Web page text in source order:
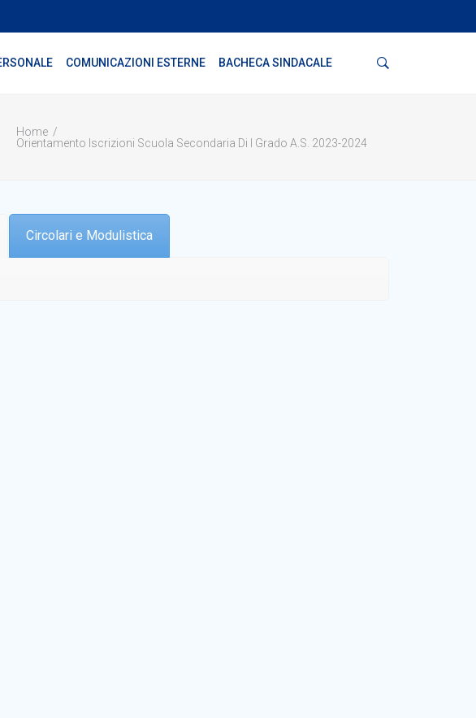
COMUNICAZIONI ESTERNE BACHECA SINDACALE
Home
Orientamento Iscrizioni Scuola Secondaria Di I Grado A.s. 2023-2024
Circolari e Modulistica